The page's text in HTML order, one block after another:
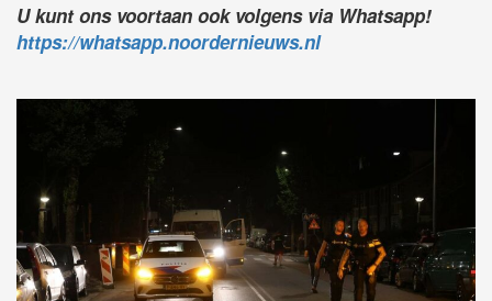
U kunt ons voortaan ook volgens via Whatsapp!
https://whatsapp.noordernieuws.nl